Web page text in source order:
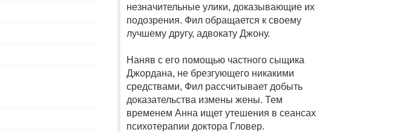
незначительные улики, доказывающие их
подозрения. Фил обращается к своему
лучшему другу, адвокату Джону.
Наняв с его помощью частного сыщика
Джордана, не брезгующего никакими
средствами, Фил рассчитывает добыть
доказательства измены жены. Тем
временем Анна ищет утешения в сеансах
психотерапии доктора Гловер.